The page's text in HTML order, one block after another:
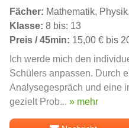
Fächer: Mathematik,
Klasse: 8 bis: 13
Preis / 45min: 15,00 € bis
Ich werde mich den
Schülers anpassen. Durch
Analysegespräch und eine
gezielt Prob... » mehr